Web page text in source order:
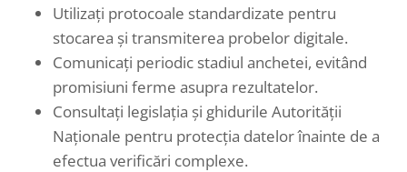
Utilizați protocoale standardizate pentru
stocarea și transmiterea probelor digitale.
Comunicați periodic stadiul anchetei, evitând
promisiuni ferme asupra rezultatelor.
Consultați legislația și ghidurile Autorității
Naționale pentru protecția datelor înainte de a
efectua verificări complexe.